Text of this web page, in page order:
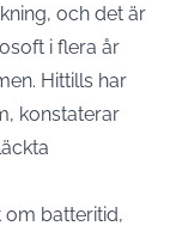
och det är
i flera år
Hittills har
konstaterar
om batteritid,